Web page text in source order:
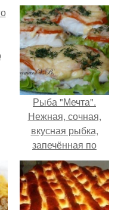
Рыба "Мечта".
Нежная, сочная,
вкусная рыбка,
запечённая по
этому рецепту,
полюбилась моей
семье.